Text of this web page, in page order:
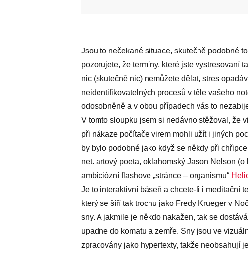
Jsou to nečekané situace, skutečně podobné
pozorujete, že termíny, které jste vystresovaní
nic (skutečně nic) nemůžete dělat, stres
neidentifikovatelných procesů v těle vašeho
odosobněně a v obou případech vás to
V tomto sloupku jsem si nedávno stěžoval, že
při nákaze počítače virem mohli užít i jiných
by bylo podobné jako když se někdy při
net. artový poeta, oklahomský Jason Nelson
ambiciózní flashové „stránce – organismu“
Je to interaktivní báseň a chcete-li i meditační
který se šíří tak trochu jako Fredy Krueger v
sny. A jakmile je někdo nakažen, tak se
upadne do komatu a zemře. Sny jsou ve
zpracovány jako hypertexty, takže neobsahují